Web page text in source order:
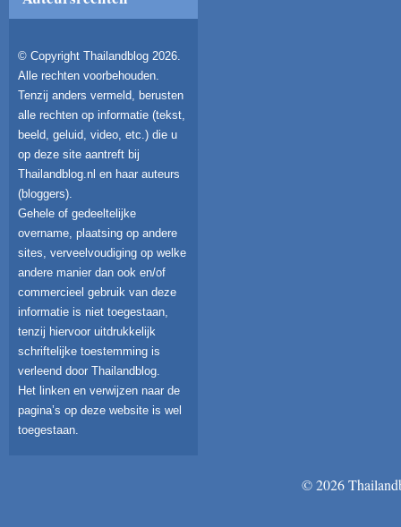
© Copyright Thailandblog 2026.
Alle rechten voorbehouden.
Tenzij anders vermeld, berusten
alle rechten op informatie (tekst,
beeld, geluid, video, etc.) die u
op deze site aantreft bij
Thailandblog.nl en haar auteurs
(bloggers).
Gehele of gedeeltelijke
overname, plaatsing op andere
sites, verveelvoudiging op welke
andere manier dan ook en/of
commercieel gebruik van deze
informatie is niet toegestaan,
tenzij hiervoor uitdrukkelijk
schriftelijke toestemming is
verleend door Thailandblog.
Het linken en verwijzen naar de
pagina’s op deze website is wel
toegestaan.
© 2026